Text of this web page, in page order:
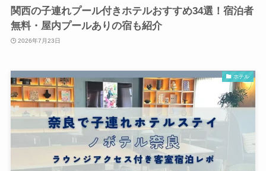
関西の子連れプール付きホテルおすすめ34選！宿泊者
無料・屋内プールありの宿も紹介
2026年7月23日
ホテル